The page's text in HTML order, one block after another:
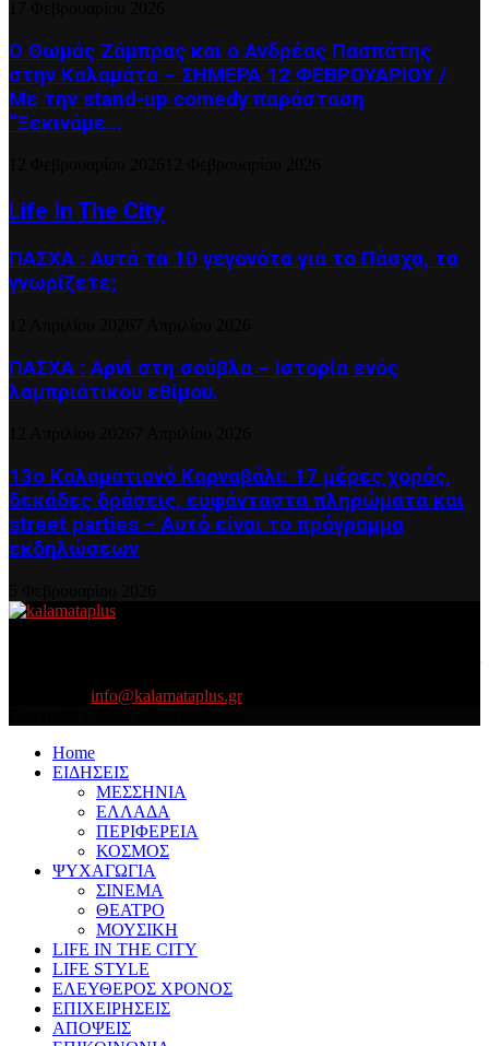
Ο Θωμάς Ζάμπρας και ο Ανδρέας Πασπάτης
στην Καλαμάτα – ΣΗΜΕΡΑ 12 ΦΕΒΡΟΥΑΡΙΟΥ /
Με την stand-up comedy παράσταση
“Ξεκινάμε...
Life In The City
ΠΑΣΧΑ : Αυτά τα 10 γεγονότα για το Πάσχα, τα
γνωρίζετε;
ΠΑΣΧΑ : Αρνί στη σούβλα – Ιστορία ενός
λαμπριάτικου εθίμου.
13ο Καλαματιανό Καρναβάλι: 17 μέρες χορός,
δεκάδες δράσεις, ευφάνταστα πληρώματα και
street parties – Αυτό είναι το πρόγραμμα
εκδηλώσεων
info@kalamataplus.gr
Home
ΕΙΔΗΣΕΙΣ
ΜΕΣΣΗΝΙΑ
ΕΛΛΑΔΑ
ΠΕΡΙΦΕΡΕΙΑ
ΚΟΣΜΟΣ
ΨΥΧΑΓΩΓΙΑ
ΣΙΝΕΜΑ
ΘΕΑΤΡΟ
ΜΟΥΣΙΚΗ
LIFE IN THE CITY
LIFE STYLE
ΕΛΕΥΘΕΡΟΣ ΧΡΟΝΟΣ
ΕΠΙΧΕΙΡΗΣΕΙΣ
ΑΠΟΨΕΙΣ